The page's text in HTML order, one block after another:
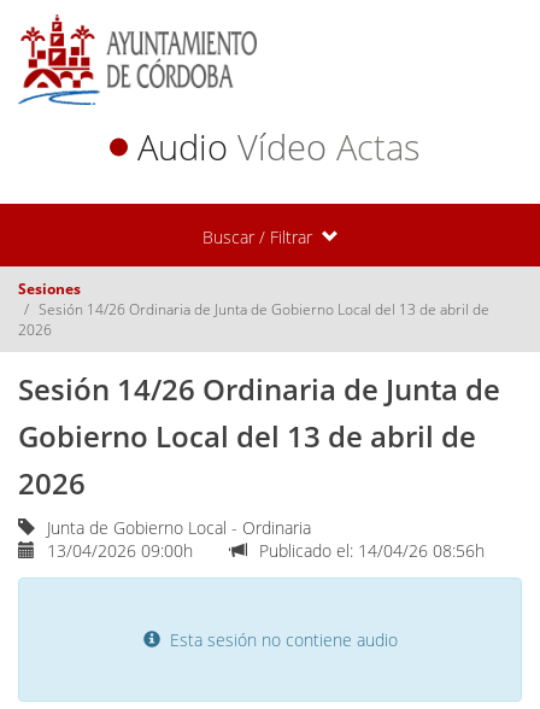
Audio Vídeo Actas
Buscar / Filtrar
Sesiones
Sesión 14/26 Ordinaria de Junta de Gobierno Local del 13 de abril de
2026
Sesión 14/26 Ordinaria de Junta de
Gobierno Local del 13 de abril de
2026
Junta de Gobierno Local - Ordinaria
13/04/2026 09:00h
Publicado el: 14/04/26 08:56h
Esta sesión no contiene audio